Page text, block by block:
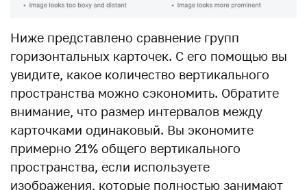
Ниже представлено сравнение групп
горизонтальных карточек. С его помощью вы
увидите, какое количество вертикального
пространства можно сэкономить. Обратите
внимание, что размер интервалов между
карточками одинаковый. Вы экономите
примерно 21% общего вертикального
пространства, если используете
изображения, которые полностью занимают